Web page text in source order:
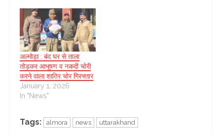
अल्मोड़ा : बंद घर से ताला
तोड़कर आभूषण व नकदी चोरी
करने वाला शातिर चोर गिरफ्तार
January 1, 2026
In "News"
Tags: almora news uttarakhand